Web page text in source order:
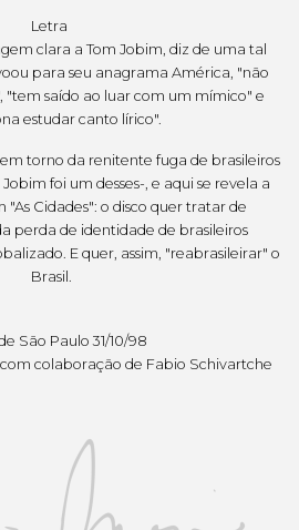
Letra
clara a Tom Jobim, diz de uma tal
para seu anagrama América, "não
"tem saído ao luar com um mímico" e
estudar canto lírico".
torno da renitente fuga de brasileiros
foi um desses-, e aqui se revela a
"As Cidades": o disco quer tratar de
perda de identidade de brasileiros
E quer, assim, "reabrasileirar" o
Brasil.
São Paulo 31/10/98
colaboração de Fabio Schivartche